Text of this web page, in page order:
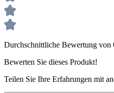
Durchschnittliche Bewertung von
Bewerten Sie dieses Produkt!
Teilen Sie Ihre Erfahrungen mit